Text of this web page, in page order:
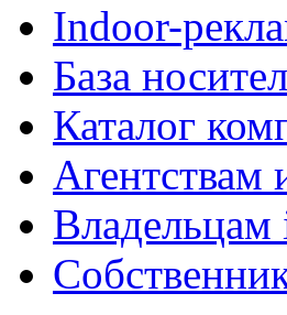
Indoor-
База
Каталог
Агентствам
Владельцам